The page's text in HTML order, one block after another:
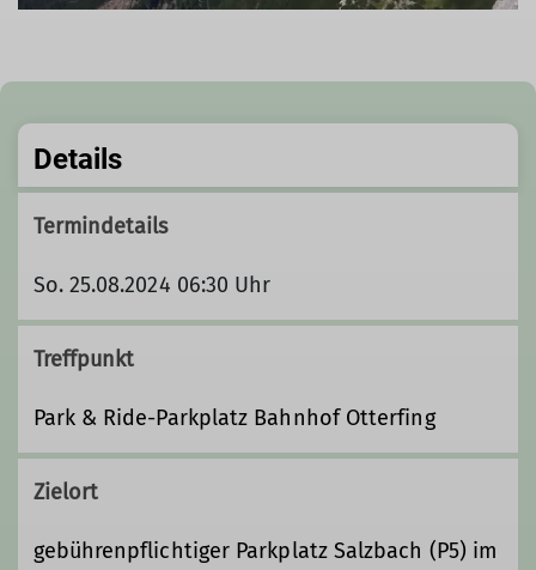
Details
Termindetails
So. 25.08.2024 06:30 Uhr
Treffpunkt
Park & Ride-Parkplatz Bahnhof Otterfing
Zielort
gebührenpflichtiger Parkplatz Salzbach (P5) im